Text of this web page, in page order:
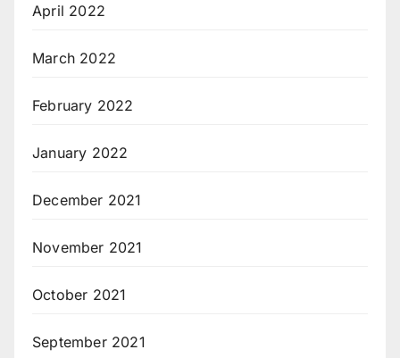
April 2022
March 2022
February 2022
January 2022
December 2021
November 2021
October 2021
September 2021